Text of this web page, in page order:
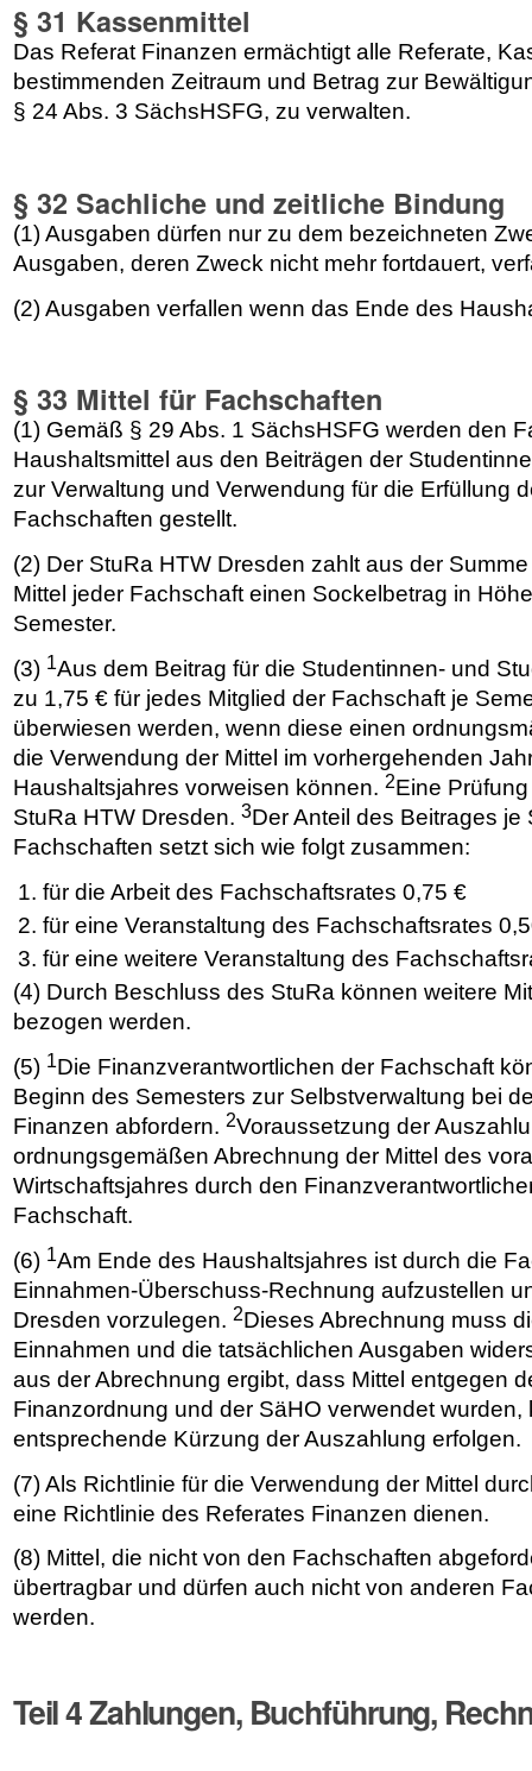
§ 31 Kassenmittel
Das Referat Finanzen ermächtigt alle Referate,
bestimmenden Zeitraum und Betrag zur
§ 24 Abs. 3 SächsHSFG, zu verwalten.
§ 32 Sachliche und zeitliche Bindung
(1) Ausgaben dürfen nur zu dem bezeichneten
Ausgaben, deren Zweck nicht mehr fortdauert,
(2) Ausgaben verfallen wenn das Ende des
§ 33 Mittel für Fachschaften
(1) Gemäß § 29 Abs. 1 SächsHSFG werden den
Haushaltsmittel aus den Beiträgen der
zur Verwaltung und Verwendung für die Erfüllung
Fachschaften gestellt.
(2) Der StuRa HTW Dresden zahlt aus der
Mittel jeder Fachschaft einen Sockelbetrag in
Semester.
(3) 1Aus dem Beitrag für die Studentinnen- und
zu 1,75 € für jedes Mitglied der Fachschaft je
überwiesen werden, wenn diese einen
die Verwendung der Mittel im vorhergehenden
Haushaltsjahres vorweisen können. 2Eine
StuRa HTW Dresden. 3Der Anteil des Beitrages je
Fachschaften setzt sich wie folgt zusammen:
für die Arbeit des Fachschaftsrates 0,75 €
für eine Veranstaltung des Fachschaftsrates
für eine weitere Veranstaltung des
(4) Durch Beschluss des StuRa können weitere
bezogen werden.
(5) 1Die Finanzverantwortlichen der Fachschaft
Beginn des Semesters zur Selbstverwaltung bei
Finanzen abfordern. 2Voraussetzung der
ordnungsgemäßen Abrechnung der Mittel des
Wirtschaftsjahres durch den
Fachschaft.
(6) 1Am Ende des Haushaltsjahres ist durch die
Einnahmen-Überschuss-Rechnung aufzustellen
Dresden vorzulegen. 2Dieses Abrechnung muss
Einnahmen und die tatsächlichen Ausgaben
aus der Abrechnung ergibt, dass Mittel entgegen
Finanzordnung und der SäHO verwendet wurden,
entsprechende Kürzung der Auszahlung erfolgen.
(7) Als Richtlinie für die Verwendung der Mittel
eine Richtlinie des Referates Finanzen dienen.
(8) Mittel, die nicht von den Fachschaften
übertragbar und dürfen auch nicht von anderen
werden.
Teil 4 Zahlungen, Buchführung,